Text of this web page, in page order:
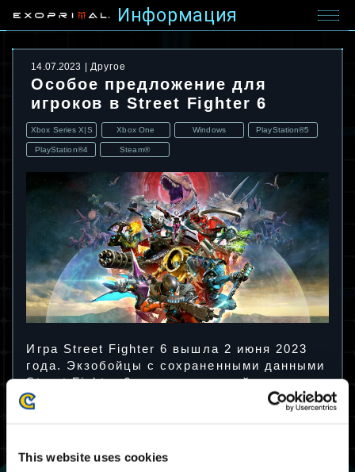
This website uses cookies
Информация
14.07.2023 Другое
Особое предложение для
игроков в Street Fighter 6
Xbox Series X|S Xbox One Windows PlayStation®5
PlayStation®4 Steam®
Игра Street Fighter 6 вышла 2 июня 2023
года. Экзобойцы с сохраненными данными
Street Fighter 6 на своем устройстве могут
получить особую наклейку для
Особое предложение: Street